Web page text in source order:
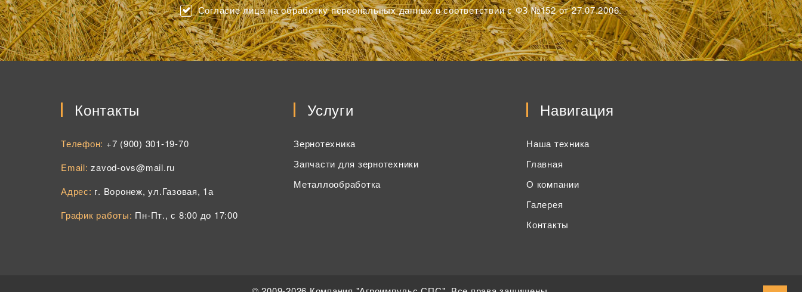
Согласие лица на обработку персональных данных в соответствии с ФЗ №152 от 27.07.2006.
Контакты
Телефон: +7 (900) 301-19-70
Email:zavod-ovs@mail.ru
Адрес: г. Воронеж, ул.Газовая, 1а
График работы: Пн-Пт., с 8:00 до 17:00
Услуги
Зернотехника
Запчасти для зернотехники
Металлообработка
Навигация
Наша техника
Главная
О компании
Галерея
Контакты